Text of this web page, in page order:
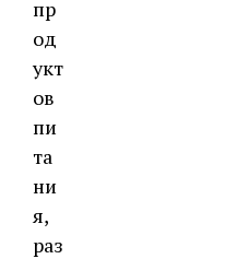
пр
од
укт
ов
пи
та
ни
я,
раз